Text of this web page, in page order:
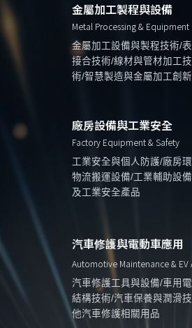
金屬加工製程與設備
Metal Processing & Equipment
金屬加工設備與製程技術/
接合技術/線材與管材加工
術/智慧製造與金屬加工創
廠房設備與工業安全
Factory Equipment & Safety
工業安全與個人防護/廠房
物流搬運設備/工業輔助設
及工業安全產品
汽車修護與電動車應用
Automotive Maintenance &
汽車修護工具與設備/車用
結構技術/汽車保養與潤滑
他汽車修護相關用品